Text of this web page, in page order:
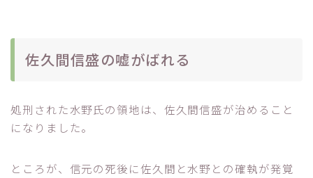
佐久間信盛の嘘がばれる
処刑された水野氏の領地は、佐久間信盛が治めること
になりました。
ところが、信元の死後に佐久間と水野との確執が発覚